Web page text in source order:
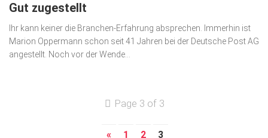
gesund & schön
Gesellschaft
Kunst & Kultur
Gut zugestellt
Ihr kann keiner die Branchen-Erfahrung absprechen. Immerhin ist
Marion Oppermann schon seit 41 Jahren bei der Deutsche Post AG
angestellt. Noch vor der Wende...
Page 3 of 3
« 1 2 3